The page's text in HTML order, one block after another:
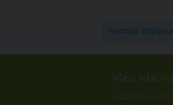
Nemáte
VŠE O NÁKUPU